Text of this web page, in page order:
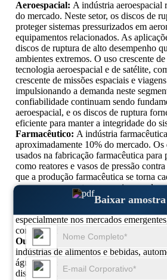
Baixar
Aeroespacial: A indústria aeroespacial
do mercado. Neste setor, os discos de
proteger sistemas pressurizados em
equipamentos relacionados. As
discos de ruptura de alto desempenho
ambientes extremos. O uso crescente
tecnologia aeroespacial e de satélite,
crescente de missões espaciais e
impulsionando a demanda neste
confiabilidade continuam sendo
aeroespacial, e os discos de ruptura
eficiente para manter a integridade do
Farmacêutico: A indústria
aproximadamente 10% do mercado. Os
usados ​​na fabricação farmacêutica para
como reatores e vasos de pressão
que a produção farmacêutica se torna
e os processos se tornam mais
de dispositivos de segurança
Espera-se que a expansão contínua da
especialmente nos mercados
contínua de discos de ruptura neste
Outros:
O segmento “Outros”,
indústrias de alimentos e bebidas,
água, representa cerca de 10% do
discos de ruptura são utilizados em